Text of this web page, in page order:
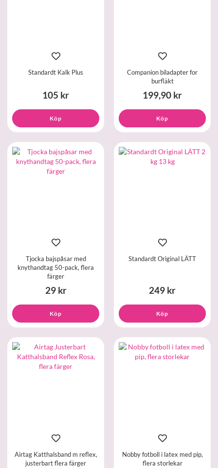
Standardt Kalk Plus
105 kr
Köp
Companion biladapter for
burfläkt
199,90 kr
Köp
Tjocka bajspåsar med
knythandtag 50-pack, flera
färger
29 kr
Köp
Standardt Original LÄTT
249 kr
Köp
Airtag Katthalsband m reflex,
justerbart flera färger
Nobby fotboll i latex med pip,
flera storlekar